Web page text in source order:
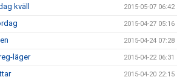
kväll 2015-05-07 06:42
2015-04-27 05:16
2015-04-24 07:28
läger 2015-04-22 06:31
2015-04-20 22:15